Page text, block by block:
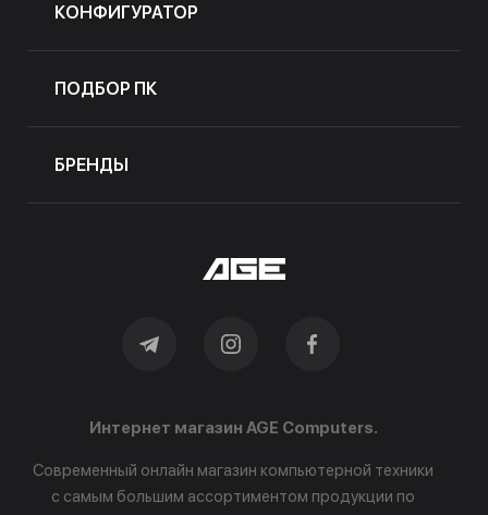
КОНФИГУРАТОР
ПОДБОР ПК
БРЕНДЫ
Интернет магазин AGE Computers.
Современный онлайн магазин компьютерной техники
с самым большим ассортиментом продукции по